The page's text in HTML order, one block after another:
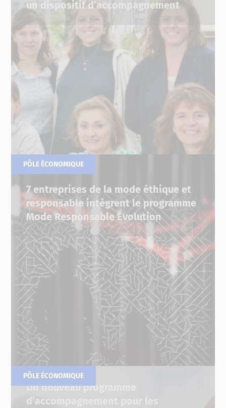
un dispositif d’accompagnement
7 entreprises de la mode éthique et
responsable intègrent le programme
Mode Responsable Évolution
PÔLE ÉCONOMIQUE
07.11.2022
Un nouveau programme
d’accompagnement pour les
PÔLE ÉCONOMIQUE